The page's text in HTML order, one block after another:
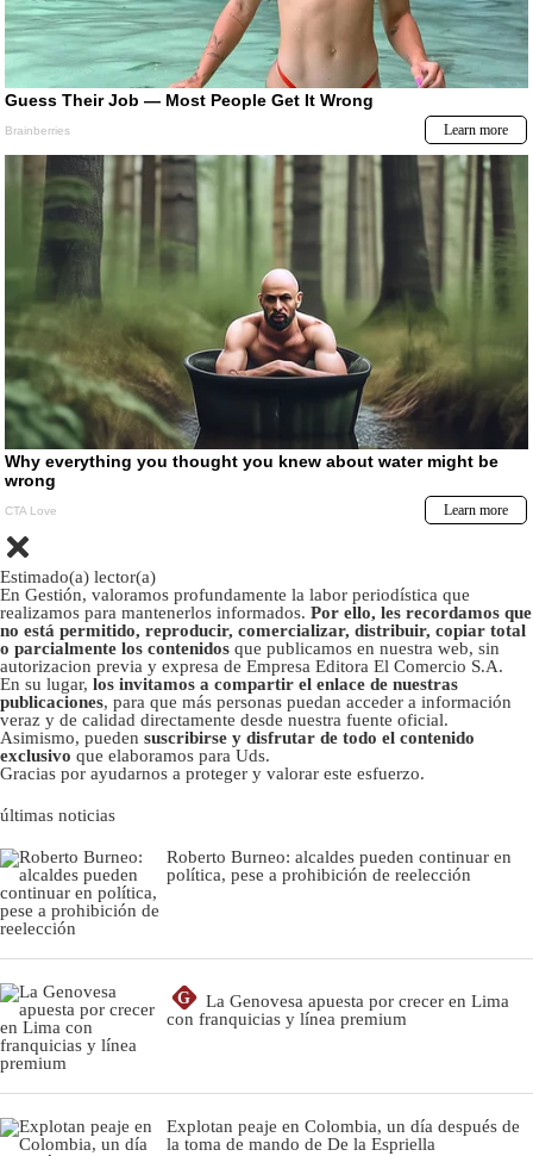
Estimado(a) lector(a)
En Gestión, valoramos profundamente la labor periodística que
realizamos para mantenerlos informados. Por ello, les recordamos que
no está permitido, reproducir, comercializar, distribuir, copiar total
o parcialmente los contenidos que publicamos en nuestra web, sin
autorizacion previa y expresa de Empresa Editora El Comercio S.A.
En su lugar, los invitamos a compartir el enlace de nuestras
publicaciones, para que más personas puedan acceder a información
veraz y de calidad directamente desde nuestra fuente oficial.
Asimismo, pueden suscribirse y disfrutar de todo el contenido
exclusivo que elaboramos para Uds.
Gracias por ayudarnos a proteger y valorar este esfuerzo.
últimas noticias
Roberto Burneo: alcaldes pueden continuar en
política, pese a prohibición de reelección
G
La Genovesa apuesta por crecer en Lima
con franquicias y línea premium
Explotan peaje en Colombia, un día después de
la toma de mando de De la Espriella